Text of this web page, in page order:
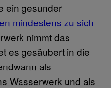
ein gesunder
mindestens zu sich
nimmt das
es gesäubert in die
als
Wasserwerk und als